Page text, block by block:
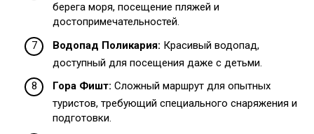
берега моря, посещение пляжей и
достопримечательностей.
Водопад Поликария: Красивый водопад,
доступный для посещения даже с детьми.
Гора Фишт: Сложный маршрут для опытных
туристов, требующий специального снаряжения и
подготовки.